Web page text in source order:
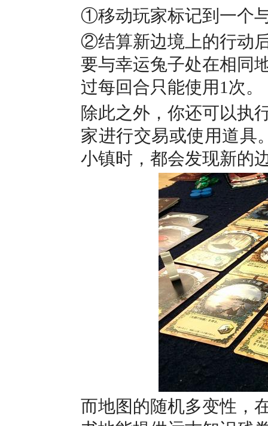
①移动玩家标记到一个
②结算新边境上的行动
要与幸运兔子处在相同
过每回合只能使用1次。
除此之外，你还可以执
家进行交易或使用道具
小镇时，都会发现新的
而地图的随机多变性，